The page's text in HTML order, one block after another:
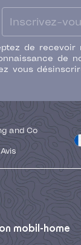
Inscrivez-
de recevoir
de
vous
and Co
Avis
mobil-home